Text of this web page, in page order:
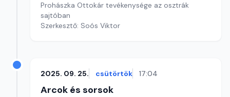
Prohászka Ottokár tevékenysége az osztrák
sajtóban
Szerkesztő: Soós Viktor
2025. 09. 25. csütörtök 17:04
Arcok és sorsok